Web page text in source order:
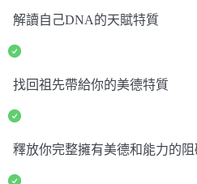
解讀自己DNA的天賦特質
找回祖先帶給你的美德特質
釋放你完整擁有美德和能力的阻